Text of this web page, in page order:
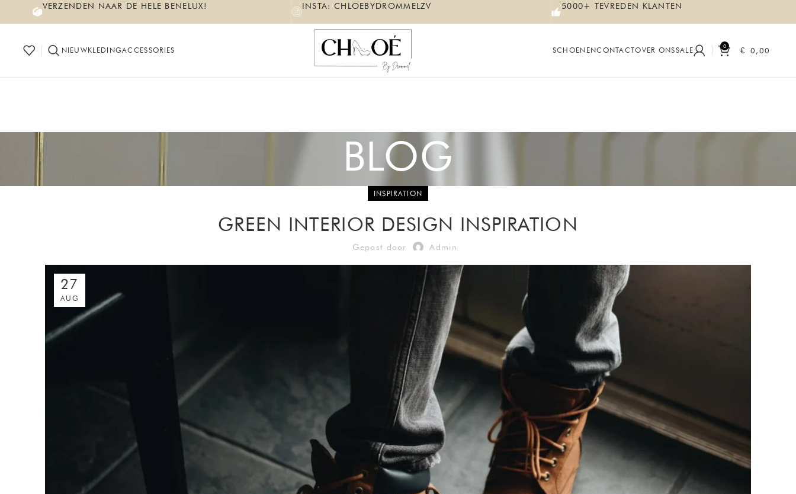
VERZENDEN NAAR DE HELE BENELUX! INSTA: CHLOEBYDROMMELZV 5000+ TEVREDEN KLANTEN
NIEUWKLEDINGACCESSORIES SCHOENENCONTACTOVER ONSSALE 0 € 0,00
BLOG
INSPIRATION
GREEN INTERIOR DESIGN INSPIRATION
Gepost door Admin
27
AUG